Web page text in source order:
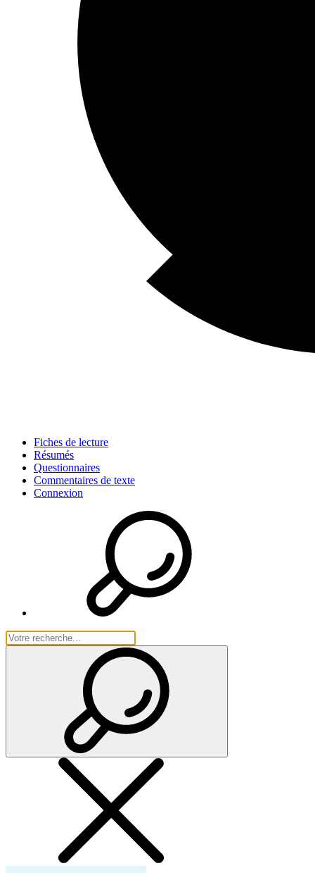
Fiches de lecture
Résumés
Questionnaires
Commentaires de texte
Connexion